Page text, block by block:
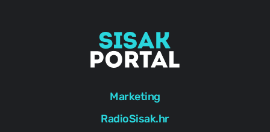
Marketing
RadioSisak.hr